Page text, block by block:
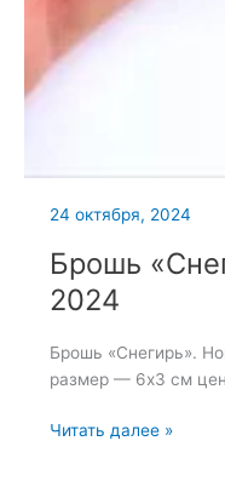
24 октября, 2024
Брошь
2024
Брошь «Снегирь».
размер — 6х3 см
Брошь
Читать далее »